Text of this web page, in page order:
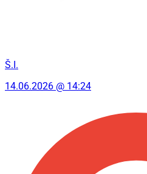
Š.I.
14.06.2026 @ 14:24